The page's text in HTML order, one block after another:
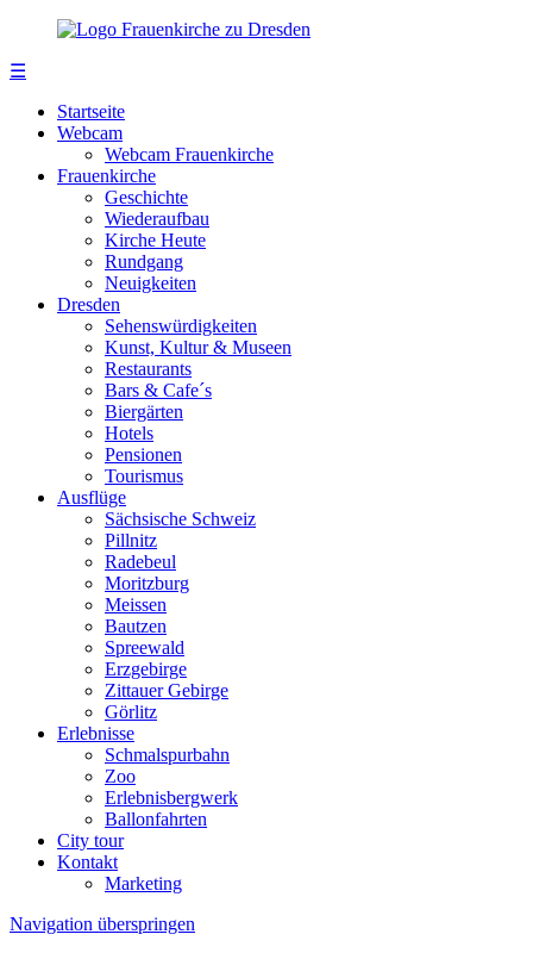
☰
Startseite
Webcam
Webcam Frauenkirche
Frauenkirche
Geschichte
Wiederaufbau
Kirche Heute
Rundgang
Neuigkeiten
Dresden
Sehenswürdigkeiten
Kunst, Kultur & Museen
Restaurants
Bars & Cafe´s
Biergärten
Hotels
Pensionen
Tourismus
Ausflüge
Sächsische Schweiz
Pillnitz
Radebeul
Moritzburg
Meissen
Bautzen
Spreewald
Erzgebirge
Zittauer Gebirge
Görlitz
Erlebnisse
Schmalspurbahn
Zoo
Erlebnisbergwerk
Ballonfahrten
City tour
Kontakt
Marketing
Navigation überspringen